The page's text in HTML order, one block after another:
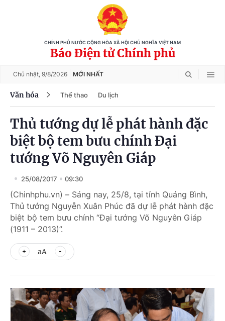
CHÍNH PHỦ NƯỚC CỘNG HÒA XÃ HỘI CHỦ NGHĨA VIỆT NAM
Báo Điện tử Chính phủ
Chủ nhật, 9/8/2026 MỚI NHẤT
Văn hóa Thể thao Du lịch
Thủ tướng dự lễ phát hành đặc
biệt bộ tem bưu chính Đại
tướng Võ Nguyên Giáp
25/08/2017 09:30
(Chinhphu.vn) – Sáng nay, 25/8, tại tỉnh Quảng Bình,
Thủ tướng Nguyễn Xuân Phúc đã dự lễ phát hành đặc
biệt bộ tem bưu chính “Đại tướng Võ Nguyên Giáp
(1911 – 2013)”.
aA